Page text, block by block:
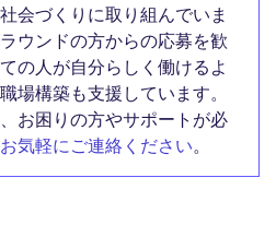
会づくりに取り組んでいま
ウンドの方からの応募を歓
の人が自分らしく働けるよ
場構築も支援しています。
お困りの方やサポートが必
お気軽にご連絡ください。